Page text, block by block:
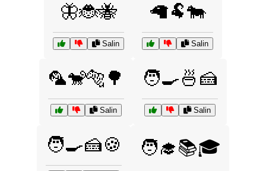
🦋🐞🐝
Salin
🦙🐏🐄
Salin
🦜🐒🐅🌳
Salin
🧑‍🍳🍜🍰
Salin
🧑‍🍳🍰🍪 🧑‍🎓📚🎓